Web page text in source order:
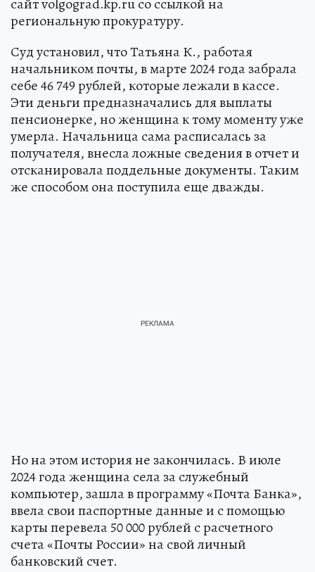
сайт volgograd.kp.ru со ссылкой на
региональную прокуратуру.
Суд установил, что Татьяна К., работая
начальником почты, в марте 2024 года забрала
себе 46 749 рублей, которые лежали в кассе.
Эти деньги предназначались для выплаты
пенсионерке, но женщина к тому моменту уже
умерла. Начальница сама расписалась за
получателя, внесла ложные сведения в отчет и
отсканировала поддельные документы. Таким
же способом она поступила еще дважды.
Но на этом история не закончилась. В июле
2024 года женщина села за служебный
компьютер, зашла в программу «Почта Банка»,
ввела свои паспортные данные и с помощью
карты перевела 50 000 рублей с расчетного
счета «Почты России» на свой личный
банковский счет.